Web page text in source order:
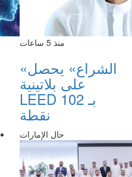
منذ 5 ساعات
«الشراع» يحصل
على بلاتينية
LEED بـ 102
نقطة
حال الإمارات